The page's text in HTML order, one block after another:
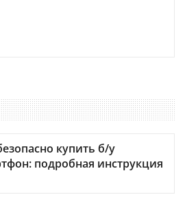
купить б/у
подробная инструкция